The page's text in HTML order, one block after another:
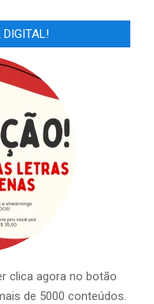
DIGITAL!
clica agora no botão
de 5000 conteúdos.